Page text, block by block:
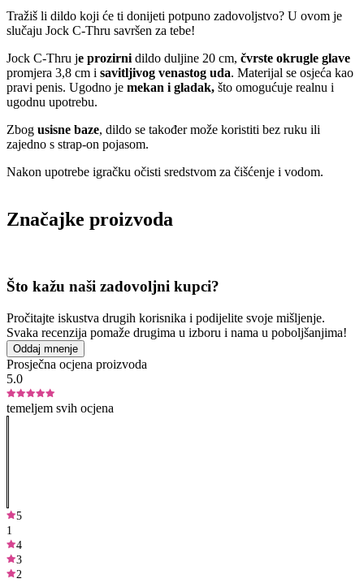
Tražiš li dildo koji će ti donijeti potpuno zadovoljstvo? U ovom je
slučaju Jock C-Thru savršen za tebe!
Jock C-Thru je prozirni dildo duljine 20 cm, čvrste okrugle glave
promjera 3,8 cm i savitljivog venastog uda. Materijal se osjeća kao
pravi penis. Ugodno je mekan i gladak, što omogućuje realnu i
ugodnu upotrebu.
Zbog usisne baze, dildo se također može koristiti bez ruku ili
zajedno s strap-on pojasom.
Nakon upotrebe igračku očisti sredstvom za čišćenje i vodom.
Značajke proizvoda
Što kažu naši zadovoljni kupci?
Pročitajte iskustva drugih korisnika i podijelite svoje mišljenje.
Svaka recenzija pomaže drugima u izboru i nama u poboljšanjima!
Oddaj mnenje
Prosječna ocjena proizvoda
5.0
temeljem svih ocjena
5
1
4
3
2